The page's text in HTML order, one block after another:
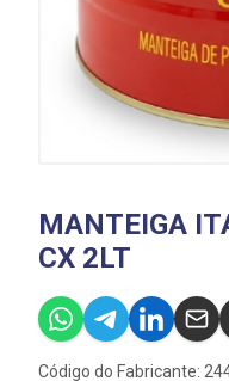
MANTEIGA
CX 2LT
Código do Fabricante: